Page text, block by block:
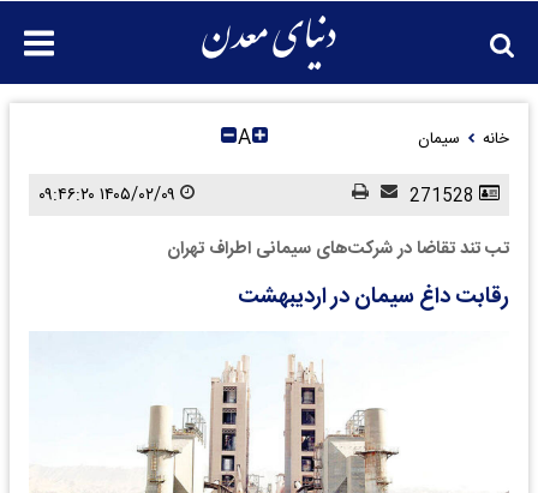
خانه سیمان A
تب تند تقاضا در شرکت‌های سیمانی اطراف تهران
رقابت داغ سیمان در اردیبهشت